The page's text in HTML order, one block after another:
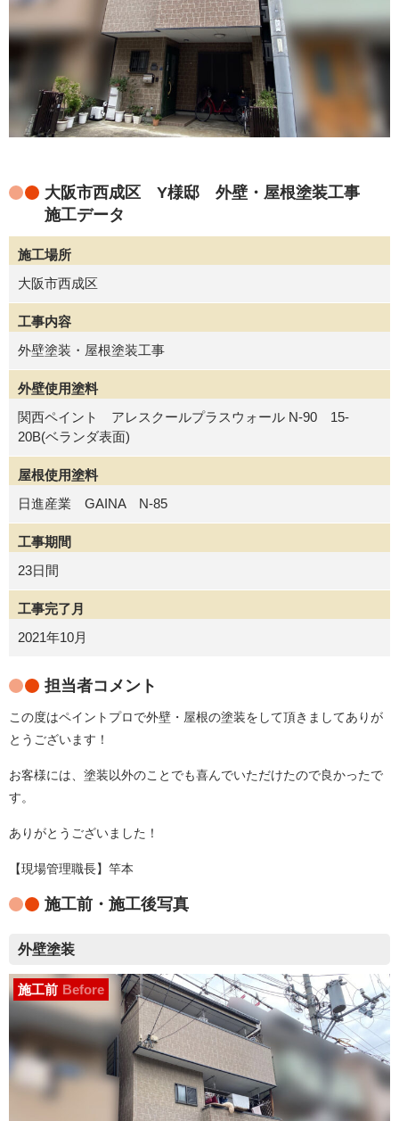
大阪市西成区 Y様邸 外壁・屋根塗装工事
施工データ
施工場所
大阪市西成区
工事内容
外壁塗装・屋根塗装工事
外壁使用塗料
関西ペイント アレスクールプラスウォール N-90 15-
20B(ベランダ表面)
屋根使用塗料
日進産業 GAINA N-85
工事期間
23日間
工事完了月
2021年10月
担当者コメント
この度はペイントプロで外壁・屋根の塗装をして頂きましてありが
とうございます！
お客様には、塗装以外のことでも喜んでいただけたので良かったで
す。
ありがとうございました！
【現場管理職長】竿本
施工前・施工後写真
外壁塗装
施工前 Before